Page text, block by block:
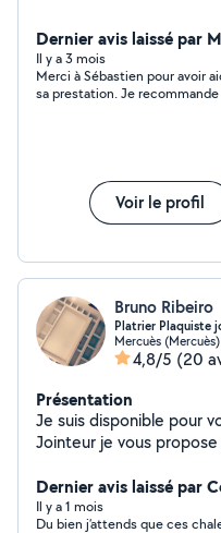
Dernier avis laissé par
Il y a 3 mois
Merci à Sébastien pour avoir
sa prestation. Je recommande
Voir le profil
Bruno Ribeiro
Platrier Plaquiste
Mercuès (Mercuès)
4,8/5 (20
Présentation
Je suis disponible pour vos travaux
Jointeur je vous propose mais services pour vos travaux
Placo ( plafond / doublage /
Plâtreries ( plâtre à
Dernier avis laissé par
Il y a 1 mois
Du bien j’attends que ces